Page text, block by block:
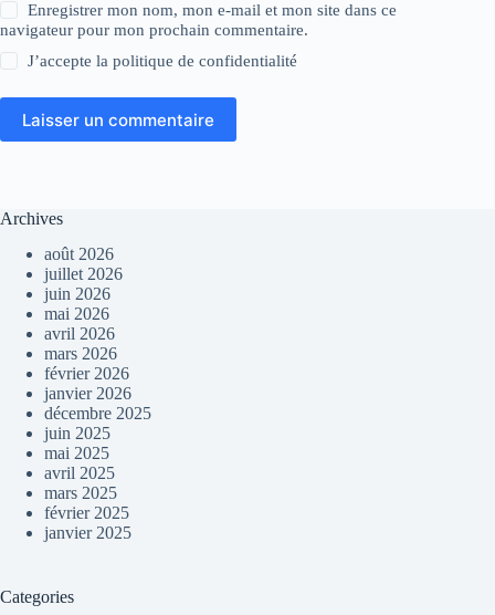
Enregistrer mon nom, mon e-mail et mon site dans ce
navigateur pour mon prochain commentaire.
J’accepte lapolitique de confidentialité
Laisser un commentaire
Archives
août 2026
juillet 2026
juin 2026
mai 2026
avril 2026
mars 2026
février 2026
janvier 2026
décembre 2025
juin 2025
mai 2025
avril 2025
mars 2025
février 2025
janvier 2025
Categories